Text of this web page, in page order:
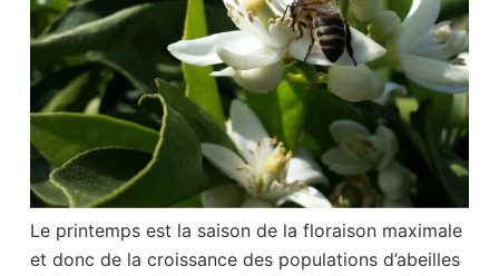
Le printemps est la saison de la floraison maximale
et donc de la croissance des populations d’abeilles